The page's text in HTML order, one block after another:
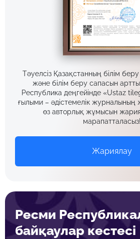
Тәуелсіз Қазақстанның білім
және білім беру сапасын
Республика деңгейінде «Ustaz
ғылыми – әдістемелік журналының
өз авторлық жұмысын
марапатталасыз!
Жариялау
Ресми
байқаулар кестесі